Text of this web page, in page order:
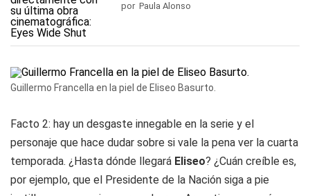
por Paula Alonso
Guillermo Francella en la piel de Eliseo Basurto.
Facto 2: hay un desgaste innegable en la serie y el
personaje que hace dudar sobre si vale la pena ver la cuarta
temporada. ¿Hasta dónde llegará Eliseo? ¿Cuán creíble es,
por ejemplo, que el Presidente de la Nación siga a pie